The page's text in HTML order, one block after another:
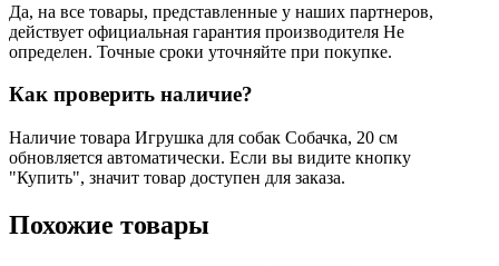
Да, на все товары, представленные у наших партнеров,
действует официальная гарантия производителя Не
определен. Точные сроки уточняйте при покупке.
Как проверить наличие?
Наличие товара Игрушка для собак Собачка, 20 см
обновляется автоматически. Если вы видите кнопку
"Купить", значит товар доступен для заказа.
Похожие товары